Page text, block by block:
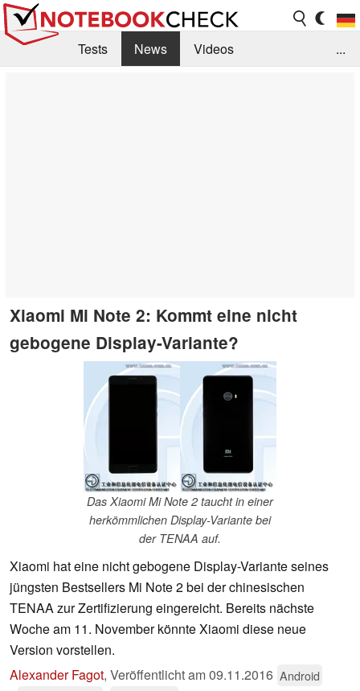
Tests News
Videos
...
Xiaomi Mi Note 2: Kommt eine nicht
gebogene Display-Variante?
Das Xiaomi Mi Note 2 taucht in einer
herkömmlichen Display-Variante bei
der TENAA auf.
Xiaomi hat eine nicht gebogene Display-Variante seines
jüngsten Bestsellers Mi Note 2 bei der chinesischen
TENAA zur Zertifizierung eingereicht. Bereits nächste
Woche am 11. November könnte Xiaomi diese neue
Version vorstellen.
Alexander Fagot, Veröffentlicht am09.11.2016 Android